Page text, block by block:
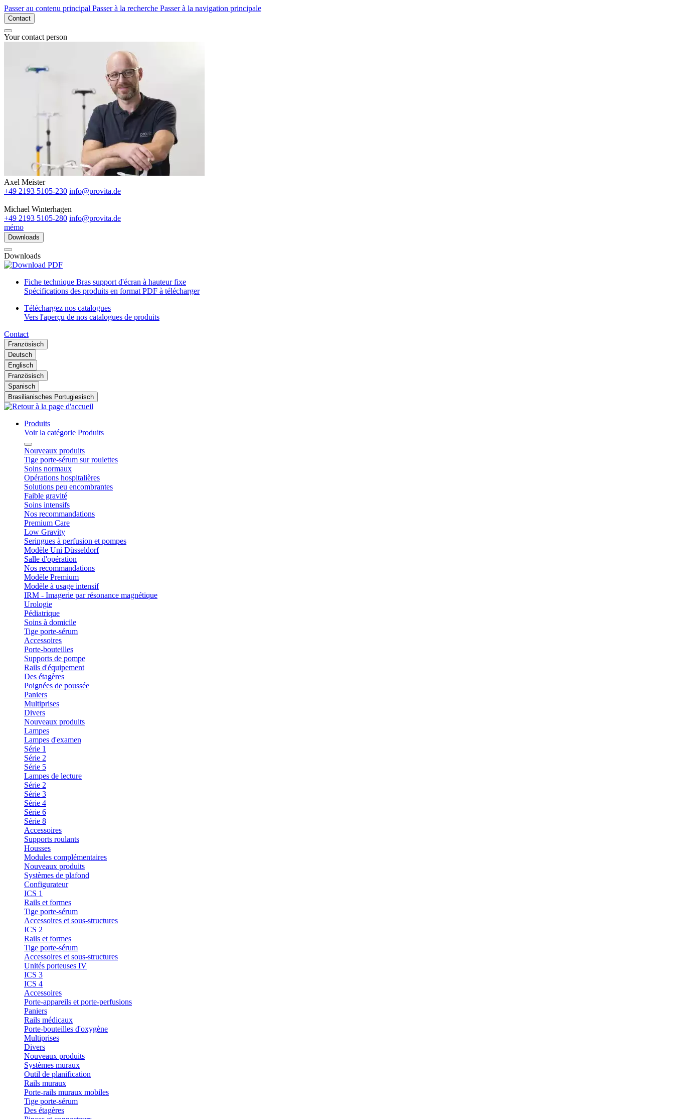
Passer au contenu principal Passer à la recherche Passer à la navigation principale
Contact
Your contact person
Axel Meister
+49 2193 5105-230 info@provita.de
Michael Winterhagen
+49 2193 5105‐280 info@provita.de
mémo
Downloads
Downloads
Fiche technique Bras support d'écran à hauteur fixe
Spécifications des produits en format PDF à télécharger
Téléchargez nos catalogues
Vers l'aperçu de nos catalogues de produits
Contact
Französisch
Deutsch
Englisch
Französisch
Spanisch
Brasilianisches Portugiesisch
Produits
Voir la catégorie Produits
Nouveaux produits
Tige porte-sérum sur roulettes
Soins normaux
Opérations hospitalières
Solutions peu encombrantes
Faible gravité
Soins intensifs
Nos recommandations
Premium Care
Low Gravity
Seringues à perfusion et pompes
Modèle Uni Düsseldorf
Salle d'opération
Nos recommandations
Modèle Premium
Modèle à usage intensif
IRM - Imagerie par résonance magnétique
Urologie
Pédiatrique
Soins à domicile
Tige porte-sérum
Accessoires
Porte-bouteilles
Supports de pompe
Rails d'équipement
Des étagères
Poignées de poussée
Paniers
Multiprises
Divers
Nouveaux produits
Lampes
Lampes d'examen
Série 1
Série 2
Série 5
Lampes de lecture
Série 2
Série 3
Série 4
Série 6
Série 8
Accessoires
Supports roulants
Housses
Modules complémentaires
Nouveaux produits
Systèmes de plafond
Configurateur
ICS 1
Rails et formes
Tige porte-sérum
Accessoires et sous-structures
ICS 2
Rails et formes
Tige porte-sérum
Accessoires et sous-structures
Unités porteuses IV
ICS 3
ICS 4
Accessoires
Porte-appareils et porte-perfusions
Paniers
Rails médicaux
Porte-bouteilles d'oxygène
Multiprises
Divers
Nouveaux produits
Systèmes muraux
Outil de planification
Rails muraux
Porte-rails muraux mobiles
Tige porte-sérum
Des étagères